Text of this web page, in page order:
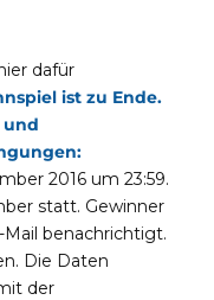
dafür
ist zu Ende.
und
2016 um 23:59.
statt. Gewinner
benachrichtigt.
Die Daten
der